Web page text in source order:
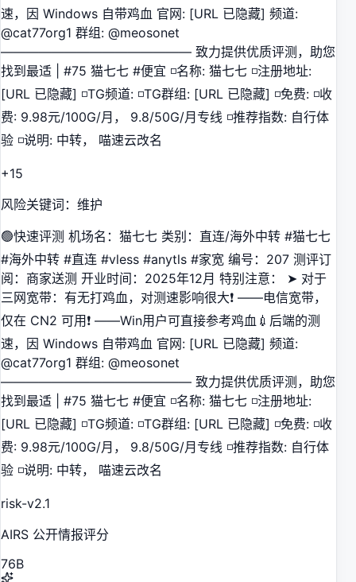
速，因 Windows 自带鸡血 官网: [URL 已隐藏] 频道:
@cat77org1 群组: @meosonet
——————————————— 致力提供优质评测，助您
找到最适 | #75 猫七七 #便宜 ◽️名称: 猫七七 ◽️注册地址:
[URL 已隐藏] ◽️TG频道: ◽️TG群组: [URL 已隐藏] ◽️免费: ◽️收
费: 9.98元/100G/月， 9.8/50G/月专线 ◽️推荐指数: 自行体
验 ◽️说明: 中转， 喵速云改名
+15
风险关键词：维护
🟢快速评测 机场名：猫七七 类别：直连/海外中转 #猫七七
#海外中转 #直连 #vless #anytls #家宽 编号：207 测评订
阅：商家送测 开业时间：2025年12月 特别注意： ➤ 对于
三网宽带：有无打鸡血，对测速影响很大❗️ ——电信宽带，
仅在 CN2 可用❗️ ——Win用户可直接参考鸡血💉后端的测
速，因 Windows 自带鸡血 官网: [URL 已隐藏] 频道:
@cat77org1 群组: @meosonet
——————————————— 致力提供优质评测，助您
找到最适 | #75 猫七七 #便宜 ◽️名称: 猫七七 ◽️注册地址:
[URL 已隐藏] ◽️TG频道: ◽️TG群组: [URL 已隐藏] ◽️免费: ◽️收
费: 9.98元/100G/月， 9.8/50G/月专线 ◽️推荐指数: 自行体
验 ◽️说明: 中转， 喵速云改名
risk-v2.1
AIRS 公开情报评分
76B